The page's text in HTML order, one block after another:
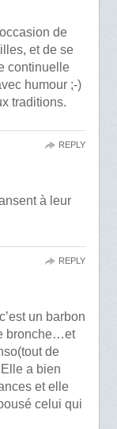
de
et de se
continuelle
humour ;-)
traditions.
à leur
REPLY
un barbon
bronche…et
de
a bien
et elle
celui qui
REPLY